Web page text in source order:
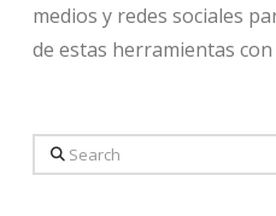
medios y redes sociales
de estas herramientas
Search